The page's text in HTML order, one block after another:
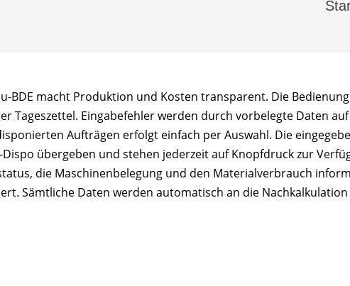
BDE macht Produktion und Kosten transparent. Die
Tageszettel. Eingabefehler werden durch vorbelegte Daten
Aufträgen erfolgt einfach per Auswahl. Die
übergeben und stehen jederzeit auf Knopfdruck zur
die Maschinenbelegung und den Materialverbrauch
Sämtliche Daten werden automatisch an die